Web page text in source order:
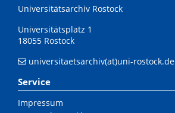
Universitätsarchiv Rostock
Universitätsplatz 1
18055 Rostock
universitaetsarchiv(at)uni-rostock.de
Service
Impressum